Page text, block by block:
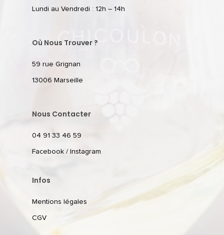
Lundi au Vendredi : 12h – 14h
Où Nous Trouver ?
59 rue Grignan
13006 Marseille
Nous Contacter
04 91 33 46 59
Facebook / Instagram
Infos
Mentions légales
CGV